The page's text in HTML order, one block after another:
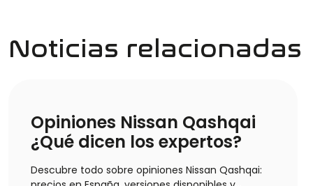
Noticias relacionadas
Opiniones Nissan Qashqai
¿Qué dicen los expertos?
Descubre todo sobre opiniones Nissan Qashqai: